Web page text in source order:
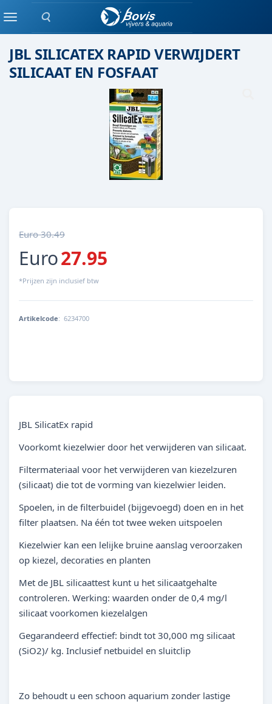
Zoeken
MenuFILTERMATERIAAL
JBL SILICATEX RAPID VERWIJDERT
SILICAAT EN FOSFAAT
Euro 30.49
Euro27.95
*Prijzen zijn inclusief btw
Artikelcode: 6234700
JBL SilicatEx rapid
Voorkomt kiezelwier door het verwijderen van silicaat.
Filtermateriaal voor het verwijderen van kiezelzuren
(silicaat) die tot de vorming van kiezelwier leiden.
Spoelen, in de filterbuidel (bijgevoegd) doen en in het
filter plaatsen. Na één tot twee weken uitspoelen
Kiezelwier kan een lelijke bruine aanslag veroorzaken
op kiezel, decoraties en planten
Met de JBL silicaattest kunt u het silicaatgehalte
controleren. Werking: waarden onder de 0,4 mg/l
silicaat voorkomen kiezelalgen
Gegarandeerd effectief: bindt tot 30,000 mg silicaat
(SiO2)/ kg. Inclusief netbuidel en sluitclip
Zo behoudt u een schoon aquarium zonder lastige